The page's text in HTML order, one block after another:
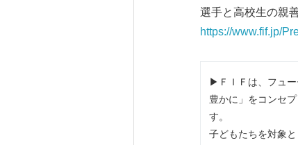
選手と高校生の親
https://www.fif.jp/
▶ＦＩＦは、フュー
豊かに」をコンセ
す。
子どもたちを対象